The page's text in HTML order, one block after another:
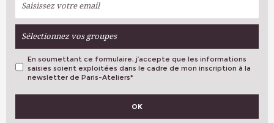
Sélectionnez vos groupes
VOS PRÉFÉRENCES
En soumettant ce formulaire, j’accepte que les informations
saisies soient exploitées dans le cadre de mon inscription à la
newsletter de Paris-Ateliers*
OK